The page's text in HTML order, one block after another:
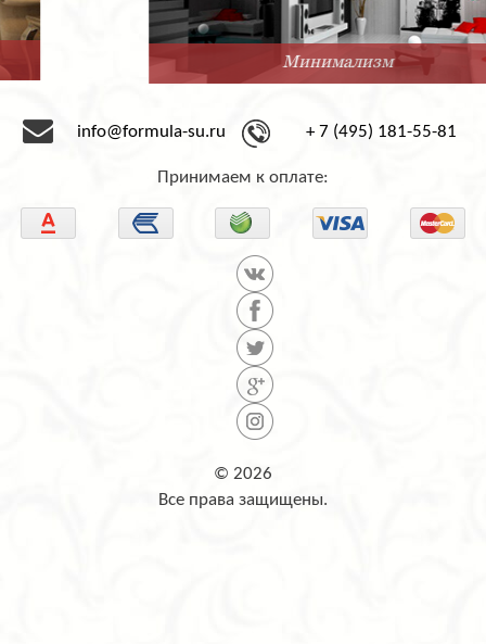
Минимализм
info@formula-su.ru + 7 (495) 181-55-81
Принимаем к оплате:
© 2026
Все права защищены.